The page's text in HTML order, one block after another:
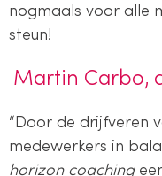
nogmaals voor alle
steun!
Martin Carbo,
“Door de drijfveren
medewerkers in
horizon coaching